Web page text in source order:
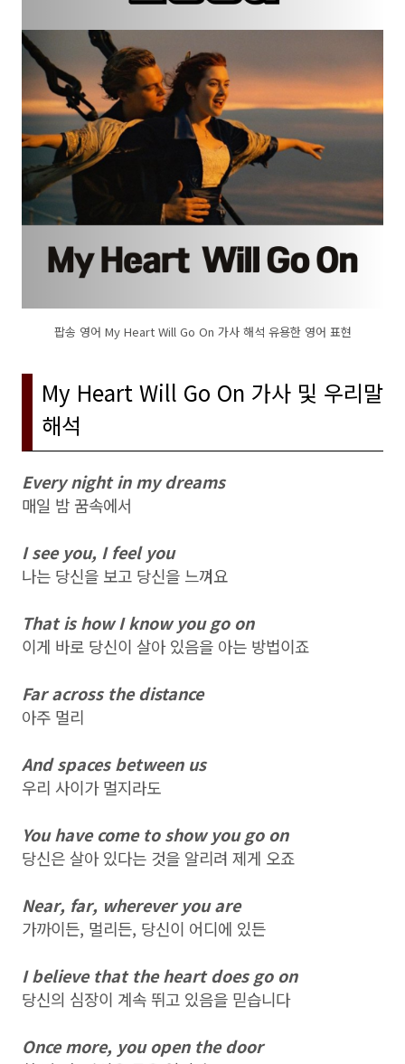
팝송 영어 My Heart Will Go On 가사 해석 유용한 영어 표현
My Heart Will Go On 가사 및 우리말
해석
Every night in my dreams
매일 밤 꿈속에서
I see you, I feel you
나는 당신을 보고 당신을 느껴요
That is how I know you go on
이게 바로 당신이 살아 있음을 아는 방법이죠
Far across the distance
아주 멀리
And spaces between us
우리 사이가 멀지라도
You have come to show you go on
당신은 살아 있다는 것을 알리려 제게 오죠
Near, far, wherever you are
가까이든, 멀리든, 당신이 어디에 있든
I believe that the heart does go on
당신의 심장이 계속 뛰고 있음을 믿습니다
Once more, you open the door